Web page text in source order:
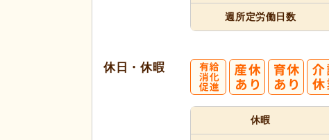
週所定労働日数
休日・休暇
休暇